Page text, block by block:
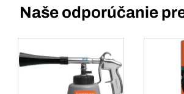
Naše odporúčanie